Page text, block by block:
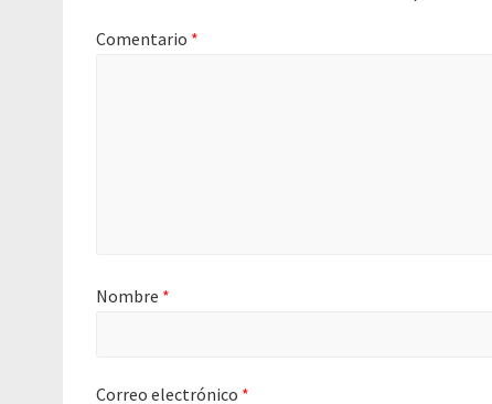
Comentario *
Nombre *
Correo electrónico *